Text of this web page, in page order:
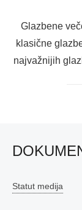
Glazbene
klasične
najvažnijih
Statut medija